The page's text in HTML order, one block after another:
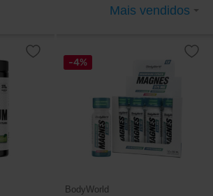
Mais vendidos
-4%
BodyWorld